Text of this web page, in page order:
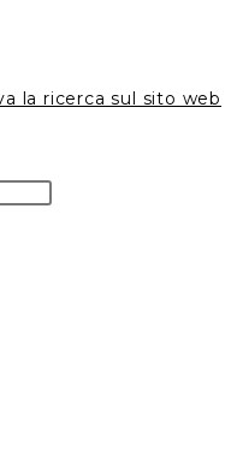
la ricerca sul sito web